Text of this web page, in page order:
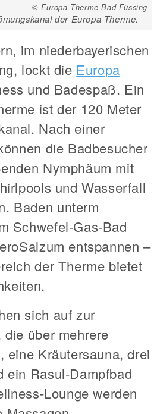
© Europa Therme Bad Füssing
der Europa Therme.
im niederbayerischen
lockt die Europa
und Badespaß. Ein
ist der 120 Meter
Nach einer
die Badbesucher
Nymphäum mit
und Wasserfall
Baden unterm
Schwefel-Gas-Bad
entspannen –
der Therme bietet
sich auf zur
über mehrere
eine Kräutersauna, drei
ein Rasul-Dampfbad
Lounge werden